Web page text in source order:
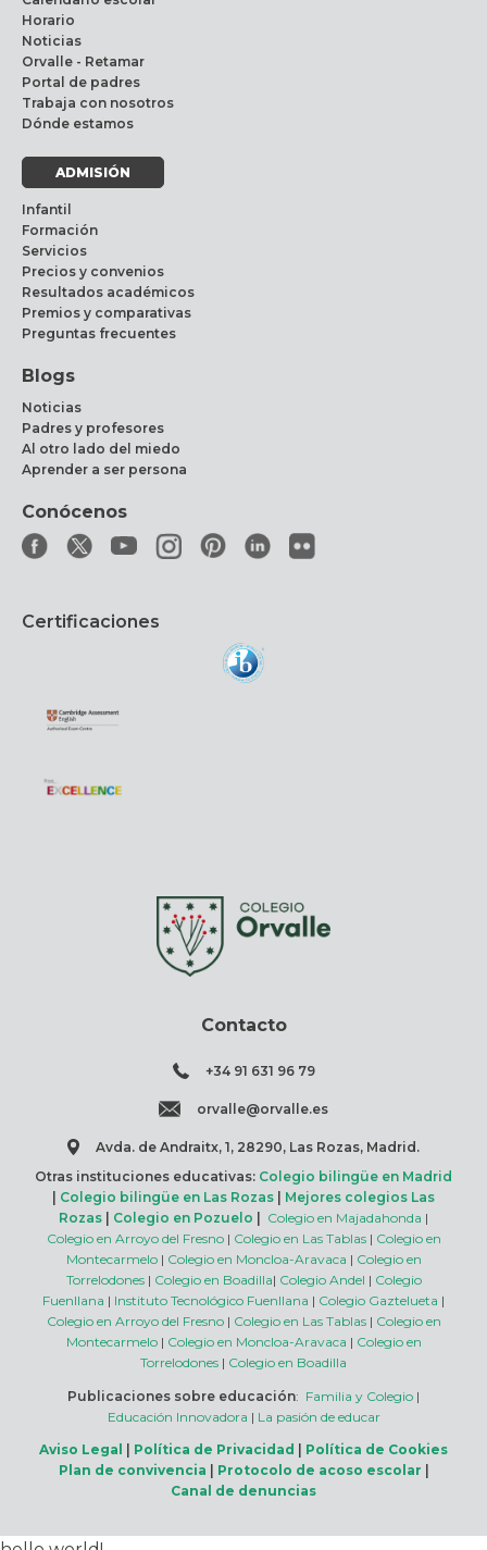
Horario
Noticias
Orvalle - Retamar
Portal de padres
Trabaja con nosotros
Dónde estamos
ADMISIÓN
Infantil
Formación
Servicios
Precios y convenios
Resultados académicos
Premios y comparativas
Preguntas frecuentes
Blogs
Noticias
Padres y profesores
Al otro lado del miedo
Aprender a ser persona
Conócenos
Certificaciones
Contacto
+34 91 631 96 79
orvalle@orvalle.es
Avda. de Andraitx, 1, 28290, Las Rozas, Madrid.
Otras instituciones educativas: Colegio bilingüe en Madrid
Colegio bilingüe en Las Rozas
Mejores colegios Las
Rozas
Colegio en Pozuelo Colegio en Majadahonda |
Colegio en Arroyo del Fresno| Colegio en Las Tablas| Colegio en
Montecarmelo| Colegio en Moncloa-Aravaca | Colegio en
Torrelodones| Colegio en Boadilla| Colegio Andel | Colegio
Fuenllana | Instituto Tecnológico Fuenllana | Colegio Gaztelueta |
Colegio en Arroyo del Fresno| Colegio en Las Tablas| Colegio en
Montecarmelo| Colegio en Moncloa-Aravaca | Colegio en
Torrelodones | Colegio en Boadilla
Publicaciones sobre educación: Familia y Colegio |
Educación Innovadora | La pasión de educar
Aviso Legal
Política de Privacidad
Política de Cookies
Plan de convivencia
Protocolo de acoso escolar
Canal de denuncias